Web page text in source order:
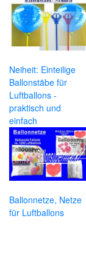
Neiheit: Einteilige
Ballonstäbe für
Luftballons -
praktisch und
einfach
Ballonnetze, Netze
für Luftballons